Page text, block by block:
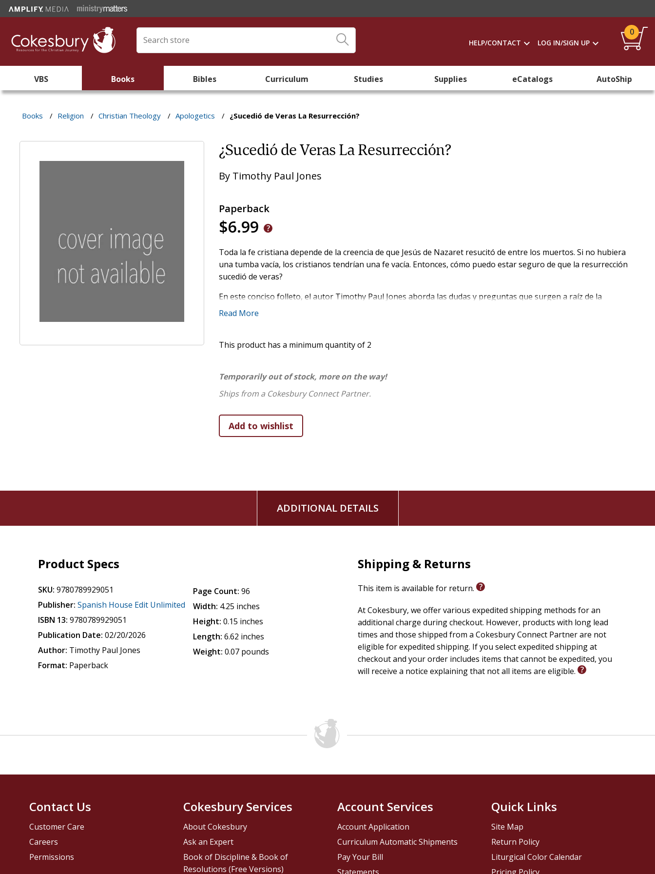
HELP/CONTACT LOG IN/SIGN UP
0
VBS Books Bibles Curriculum Studies Supplies eCatalogs AutoShip
Books / Religion / Christian Theology / Apologetics / ¿Sucedió de Veras La Resurrección?
¿Sucedió de Veras La Resurrección?
By Timothy Paul Jones
Paperback
$6.99
Toda la fe cristiana depende de la creencia de que Jesús de Nazaret resucitó de entre los muertos. Si no hubiera
una tumba vacía, los cristianos tendrían una fe vacía. Entonces, cómo puedo estar seguro de que la resurrección
sucedió de veras?
En este conciso folleto, el autor Timothy Paul Jones aborda las dudas y preguntas que surgen a raíz de la
resurrección de Jesús. Jones argumenta que esta historia no es una simple repetición de viejos cuentos paganos
morir por lo que creían que vieron.
Read More
This product has a minimum quantity of 2
Temporarily out of stock, more on the way!
Ships from a Cokesbury Connect Partner.
ADDITIONAL DETAILS
Product Specs
SKU: 9780789929051
Publisher: Spanish House Edit Unlimited
ISBN 13: 9780789929051
Publication Date: 02/20/2026
Author: Timothy Paul Jones
Format: Paperback
Page Count: 96
Width: 4.25 inches
Height: 0.15 inches
Length: 6.62 inches
Weight: 0.07 pounds
Shipping & Returns
This item is available for return.
At Cokesbury, we offer various expedited shipping methods for an
additional charge during checkout. However, products with long lead
times and those shipped from a Cokesbury Connect Partner are not
eligible for expedited shipping. If you select expedited shipping at
checkout and your order includes items that cannot be expedited, you
will receive a notice explaining that not all items are eligible.
Contact Us
Customer Care
Careers
Permissions
Cokesbury Services
About Cokesbury
Ask an Expert
Book of Discipline & Book of
Resolutions (Free Versions)
Account Services
Account Application
Curriculum Automatic Shipments
Pay Your Bill
Quick Links
Site Map
Return Policy
Liturgical Color Calendar